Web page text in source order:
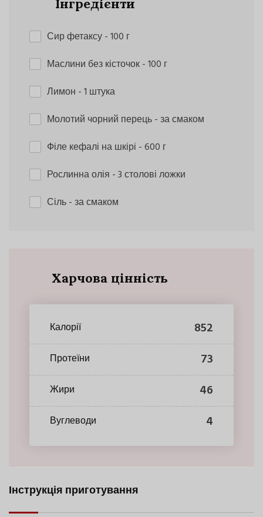
Сир фетаксу- 100 г
Маслини без кісточок- 100 г
Лимон - 1 штука
Молотий чорний перець- за смаком
Філе кефалі на шкірі - 600 г
Рослинна олія - 3 столові ложки
Сіль- за смаком
Харчова цінність
Калорії 852
Протеїни 73
Жири 46
Вуглеводи 4
Інструкція приготування